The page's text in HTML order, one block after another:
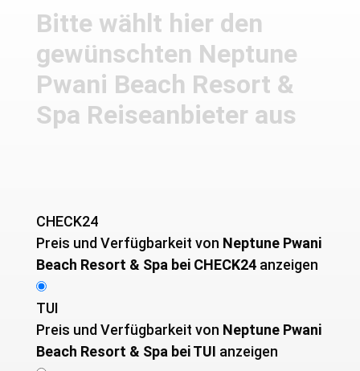
Bitte wählt hier den
gewünschten Neptune
Pwani Beach Resort &
Spa Reiseanbieter aus
CHECK24
Preis und Verfügbarkeit von ­ Neptune Pwani
Beach Resort & Spa bei CHECK24 anzeigen
TUI
Preis und Verfügbarkeit von ­ Neptune Pwani
Beach Resort & Spa bei TUI anzeigen